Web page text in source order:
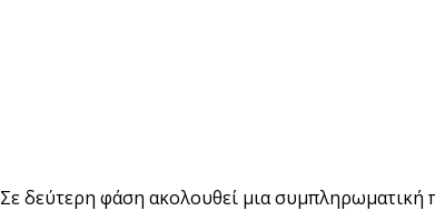
Σε δεύτερη φάση ακολουθεί µια συµπληρωµατική